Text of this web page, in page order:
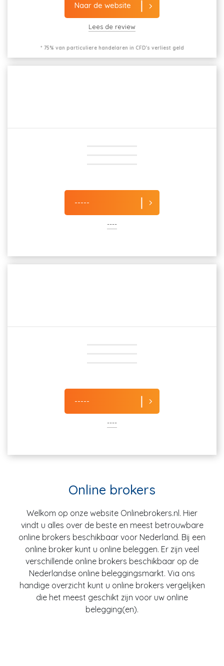
Naar de website
Lees de review
* 75% van particuliere handelaren in CFD's verliest geld
-----
----
-----
----
Online brokers
Welkom op onze website Onlinebrokers.nl. Hier
vindt u alles over de beste en meest betrouwbare
online brokers beschikbaar voor Nederland. Bij een
online broker kunt u online beleggen. Er zijn veel
verschillende online brokers beschikbaar op de
Nederlandse online beleggingsmarkt. Via ons
handige overzicht kunt u online brokers vergelijken
die het meest geschikt zijn voor uw online
belegging(en).